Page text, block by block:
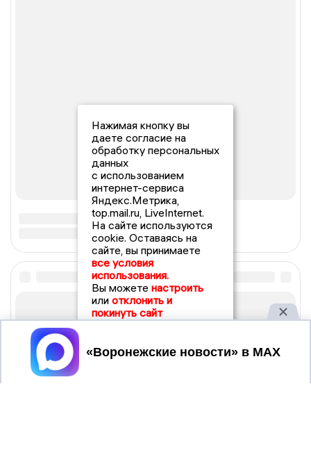
Нажимая кнопку вы
даете согласие на
обработку персональных
данных
с использованием
интернет-сервиса
Яндекс.Метрика,
top.mail.ru, LiveInternet.
На сайте используются
cookie. Оставаясь на
сайте, вы принимаете
все условия
использования.
Вы можете настроить
или отклонить и
покинуть сайт
Принять